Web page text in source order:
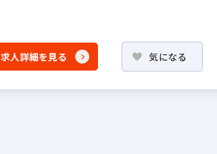
求人詳細を見る 気になる